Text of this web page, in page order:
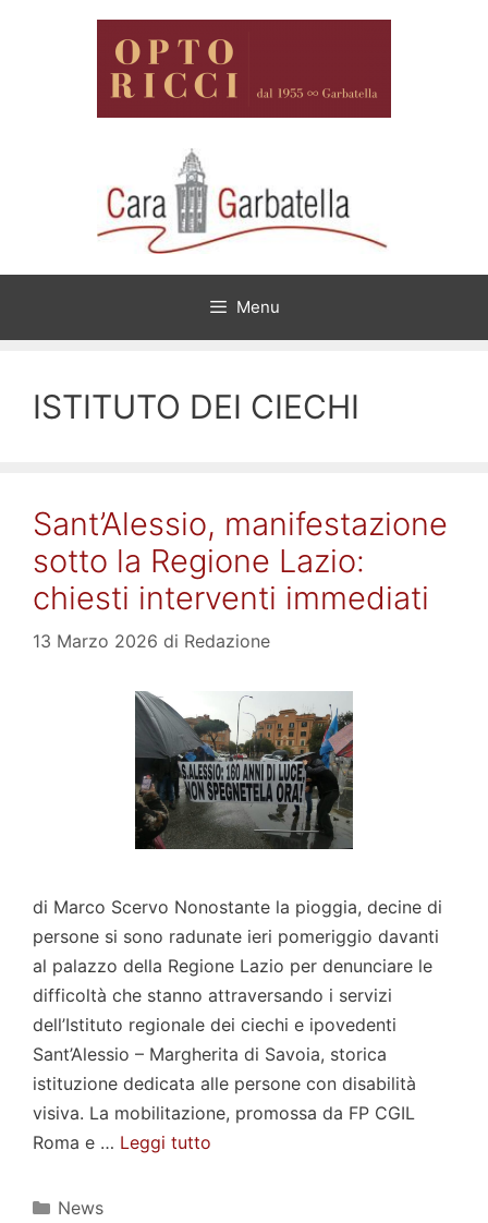
Menu
ISTITUTO DEI CIECHI
Sant’Alessio, manifestazione
sotto la Regione Lazio:
chiesti interventi immediati
13 Marzo 2026 di Redazione
di Marco Scervo Nonostante la pioggia, decine di
persone si sono radunate ieri pomeriggio davanti
al palazzo della Regione Lazio per denunciare le
difficoltà che stanno attraversando i servizi
dell’Istituto regionale dei ciechi e ipovedenti
Sant’Alessio – Margherita di Savoia, storica
istituzione dedicata alle persone con disabilità
visiva. La mobilitazione, promossa da FP CGIL
Roma e … Leggi tutto
Categorie
News